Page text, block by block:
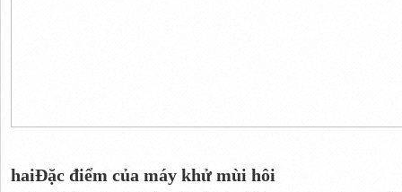
haiĐặc điểm của máy khử mùi hôi